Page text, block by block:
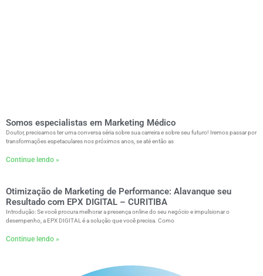
Somos especialistas em Marketing Médico
Doutor, precisamos ter uma conversa séria sobre sua carreira e sobre seu futuro! Iremos passar por
transformações espetaculares nos próximos anos, se até então as
Continue lendo »
Otimização de Marketing de Performance: Alavanque seu
Resultado com EPX DIGITAL – CURITIBA
Introdução: Se você procura melhorar a presença online do seu negócio e impulsionar o
desempenho, a EPX DIGITAL é a solução que você precisa. Como
Continue lendo »